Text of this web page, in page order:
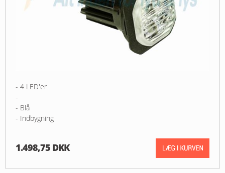
- 4 LED'er
-
- Blå
- Indbygning
1.498,75 DKK